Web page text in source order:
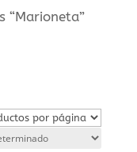
“Marioneta”